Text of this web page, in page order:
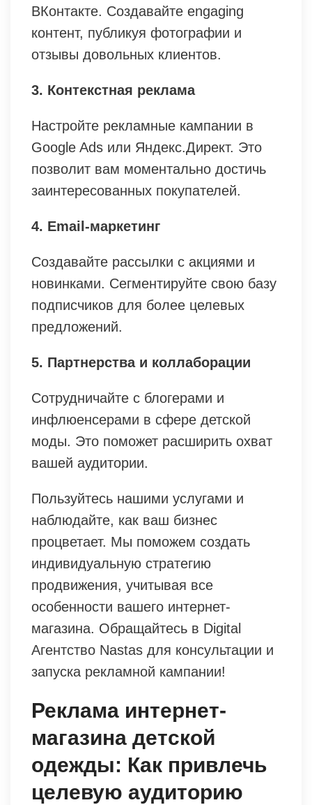
ВКонтакте. Создавайте engaging
контент, публикуя фотографии и
отзывы довольных клиентов.
3. Контекстная реклама
Настройте рекламные кампании в
Google Ads или Яндекс.Директ. Это
позволит вам моментально достичь
заинтересованных покупателей.
4. Email-маркетинг
Создавайте рассылки с акциями и
новинками. Сегментируйте свою базу
подписчиков для более целевых
предложений.
5. Партнерства и коллаборации
Сотрудничайте с блогерами и
инфлюенсерами в сфере детской
моды. Это поможет расширить охват
вашей аудитории.
Пользуйтесь нашими услугами и
наблюдайте, как ваш бизнес
процветает. Мы поможем создать
индивидуальную стратегию
продвижения, учитывая все
особенности вашего интернет-
магазина. Обращайтесь в Digital
Агентство Nastas для консультации и
запуска рекламной кампании!
Реклама интернет-
магазина детской
одежды: Как привлечь
целевую аудиторию